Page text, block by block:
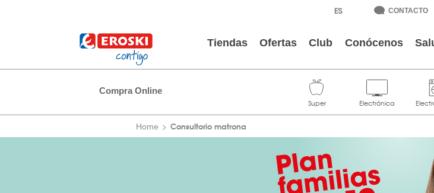
CONTACTO
Tiendas Ofertas Club Conócenos
Compra Online
Home Consultorio matrona